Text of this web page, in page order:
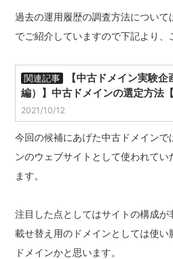
過去の運用履歴の調査方法について
でご紹介していますので下記より、
関連記事
【中古ドメイン実験
編）】中古ドメインの選定方法【
2021/10/12
今回の候補にあげた中古ドメインで
ンのウェブサイトとして使われてい
ます。
注目した点としてはサイトの構成が
載せ替え用のドメインとしては使い
ドメインかと思います。